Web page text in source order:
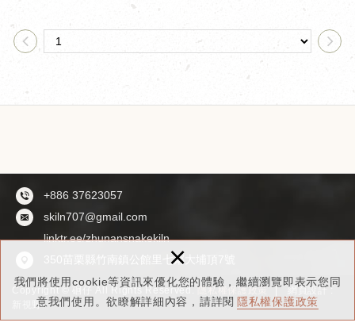
我們將使用cookie等資訊來優化您的體驗，繼續瀏覽即表示您同
意我們使用。欲瞭解詳細內容，請詳閱 隱私權保護政策
×
+886 37623057
skiln707@gmail.com
linktr.ee/zhunansnakekiln
350苗栗縣竹南鎮公館里七鄰大埔頂7號
Copyright © 硘仔 All Rights Reserved.隱私權保護政策
網頁設計 :
新視野